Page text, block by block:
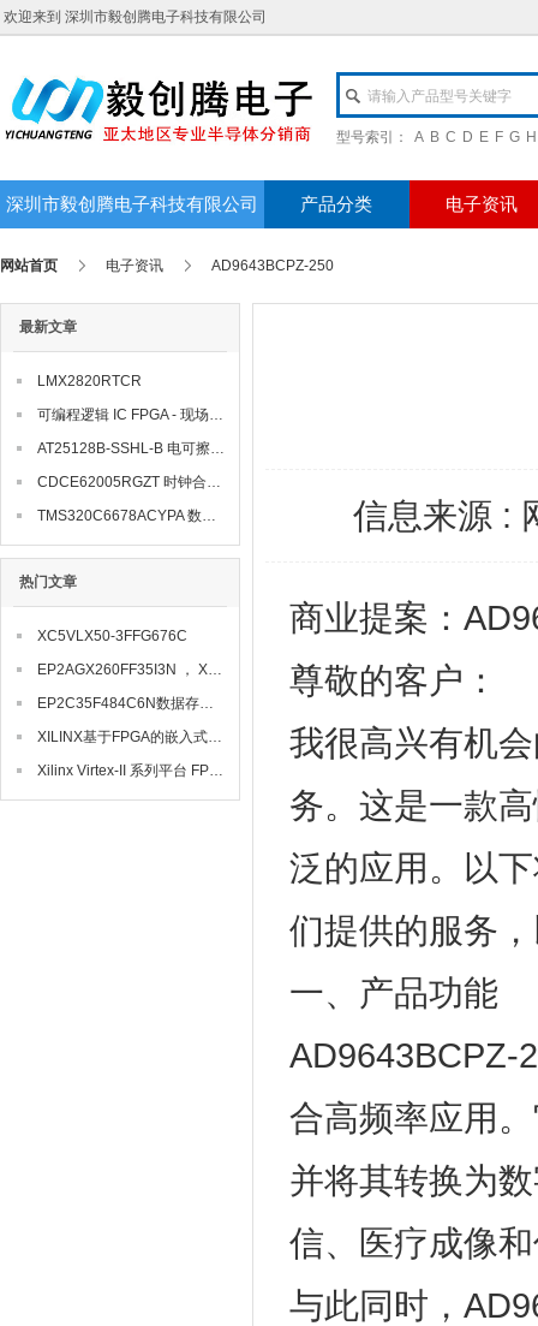
欢迎来到 深圳市毅创腾电子科技有限公司
请输入产品型号关键字
型号索引： A B C D E F G H
深圳市毅创腾电子科技有限公司 产品分类 电子资讯
网站首页 电子资讯 AD9643BCPZ-250
最新文章
LMX2820RTCR
可编程逻辑 IC FPGA - 现场可编程门阵列 AMD / Xilinx XC3S200AN-4FTG256I
AT25128B-SSHL-B 电可擦除可编程只读存储器
CDCE62005RGZT 时钟合成器/抖动清除器
TMS320C6678ACYPA 数字信号处理器和控制器 - DSP, DSC
热门文章
XC5VLX50-3FFG676C
EP2AGX260FF35I3N ， XC3S250E-4VQG100I， XC7K410T-1FFG900I
EP2C35F484C6N数据存储器
XILINX基于FPGA的嵌入式系统的硬件设计
Xilinx Virtex-II 系列平台 FPGA可编程逻辑解决方案
信息来源 :
商业提案：
尊敬的客户：
我很高兴有机
务。这是一款
泛的应用。以
们提供的服务
一、产品功能
AD9643BCPZ-
合高频率应用
并将其转换为
信、医疗成像
与此同时，